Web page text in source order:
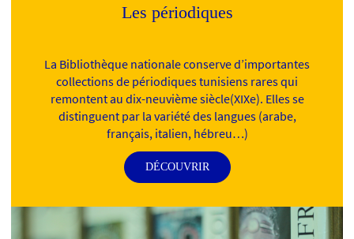
Les périodiques
La Bibliothèque nationale conserve d’importantes
collections de périodiques tunisiens rares qui
remontent au dix-neuvième siècle(XIXe). Elles se
distinguent par la variété des langues (arabe,
français, italien, hébreu…)
DÉCOUVRIR